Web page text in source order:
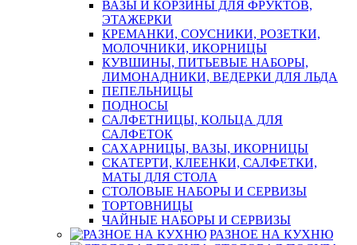
ВАЗЫ И КОРЗИНЫ ДЛЯ ФРУКТОВ,
ЭТАЖЕРКИ
КРЕМАНКИ, СОУСНИКИ, РОЗЕТКИ,
МОЛОЧНИКИ, ИКОРНИЦЫ
КУВШИНЫ, ПИТЬЕВЫЕ НАБОРЫ,
ЛИМОНАДНИКИ, ВЕДЕРКИ ДЛЯ ЛЬДА
ПЕПЕЛЬНИЦЫ
ПОДНОСЫ
САЛФЕТНИЦЫ, КОЛЬЦА ДЛЯ
САЛФЕТОК
САХАРНИЦЫ, ВАЗЫ, ИКОРНИЦЫ
СКАТЕРТИ, КЛЕЕНКИ, САЛФЕТКИ,
МАТЫ ДЛЯ СТОЛА
СТОЛОВЫЕ НАБОРЫ И СЕРВИЗЫ
ТОРТОВНИЦЫ
ЧАЙНЫЕ НАБОРЫ И СЕРВИЗЫ
РАЗНОЕ НА КУХНЮ